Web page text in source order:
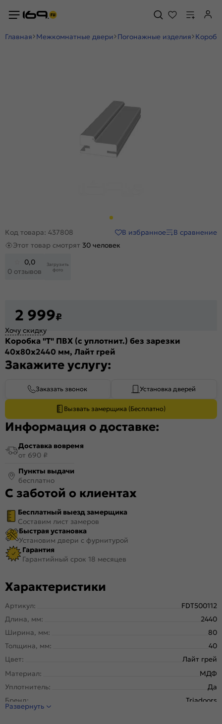
Главная Межкомнатные двери Погонажные изделия
Код товара: 437808 В избранное
В сравнение
Этот товар смотрят 30 человек
0,0
0 отзывов
Загрузить
фото
2 999₽
Хочу скидку
Коробка "Т" ПВХ (с уплотнит.) без зарезки
40х80x2440 мм, Лайт грей
Закажите услугу:
Заказать звонок Установка дверей
Вызвать замерщика (Бесплатно)
Информация о доставке:
Доставка вовремя
от 690 ₽
Пункты выдачи
бесплатно
С заботой о клиентах
Бесплатный выезд замерщика
Составим лист замеров
Быстрая установка
Установим двери с фурнитурой
Гарантия
Гарантийный срок 18 месяцев
Характеристики
Артикул:
FDT500112
Длина, мм:
2440
Ширина, мм:
80
Толщина, мм:
40
Цвет:
Лайт грей
Материал:
МДФ
Уплотнитель:
Да
Бренд:
Triadoors
Развернуть